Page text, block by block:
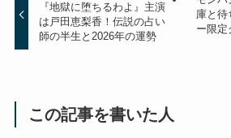
『地獄に堕ちるわよ』主演
は戸田恵梨香！伝説の占い
師の半生と2026年の運勢
庫と待
ー限定
この記事を書いた人